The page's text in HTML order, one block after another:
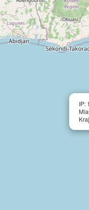
IP: